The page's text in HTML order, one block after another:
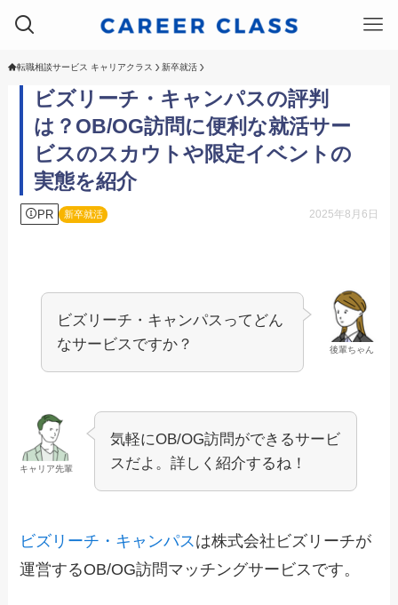
転職相談サービス キャリアクラス 新卒就活
ビズリーチ・キャンパスの評判
は？OB/OG訪問に便利な就活サー
ビスのスカウトや限定イベントの
実態を紹介
PR 新卒就活 2025年8月6日
後輩ちゃん
ビズリーチ・キャンパスってどん
なサービスですか？
キャリア先輩
気軽にOB/OG訪問ができるサービ
スだよ。詳しく紹介するね！
ビズリーチ・キャンパス は株式会社ビズリーチが
運営するOB/OG訪問マッチングサービスです。